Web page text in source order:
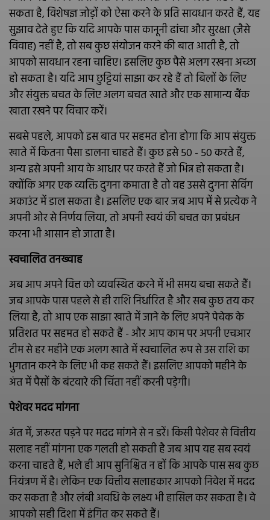
सकता है, विशेषज्ञ जोड़ों को ऐसा करने के प्रति सावधान करते हैं, यह
सुझाव देते हुए कि यदि आपके पास कानूनी ढांचा और सुरक्षा (जैसे
विवाह) नहीं है, तो सब कुछ संयोजन करने की बात आती है, तो
आपको सावधान रहना चाहिए। इसलिए कुछ पैसे अलग रखना अच्छा
हो सकता है। यदि आप छुट्टियां साझा कर रहे हैं तो बिलों के लिए
और संयुक्त बचत के लिए अलग बचत खाते और एक सामान्य बैंक
खाता रखने पर विचार करें।
सबसे पहले, आपको इस बात पर सहमत होना होगा कि आप संयुक्त
खाते में कितना पैसा डालना चाहते हैं। कुछ इसे 50 - 50 करते हैं,
अन्य इसे अपनी आय के आधार पर करते हैं जो भिन्न हो सकता है।
क्‍योंकि अगर एक व्‍यक्ति दुगना कमाता है तो वह उससे दुगना सेविंग
अकाउंट में डाल सकता है। इसलिए एक बार जब आप में से प्रत्येक ने
अपनी ओर से निर्णय लिया, तो अपनी स्वयं की बचत का प्रबंधन
करना भी आसान हो जाता है।
स्वचालित तनख्वाह
अब आप अपने वित्त को व्यवस्थित करने में भी समय बचा सकते हैं।
जब आपके पास पहले से ही राशि निर्धारित है और सब कुछ तय कर
लिया है, तो आप एक साझा खाते में जाने के लिए अपने पेचेक के
प्रतिशत पर सहमत हो सकते हैं - और आप काम पर अपनी एचआर
टीम से हर महीने एक अलग खाते में स्वचालित रूप से उस राशि का
भुगतान करने के लिए भी कह सकते हैं। इसलिए आपको महीने के
अंत में पैसों के बंटवारे की चिंता नहीं करनी पड़ेगी।
पेशेवर मदद मांगना
अंत में, जरूरत पड़ने पर मदद मांगने से न डरें। किसी पेशेवर से वित्तीय
सलाह नहीं मांगना एक गलती हो सकती है जब आप यह सब स्वयं
करना चाहते हैं, भले ही आप सुनिश्चित न हों कि आपके पास सब कुछ
नियंत्रण में है। लेकिन एक वित्तीय सलाहकार आपको निवेश में मदद
कर सकता है और लंबी अवधि के लक्ष्य भी हासिल कर सकता है। वे
आपको सही दिशा में इंगित कर सकते हैं।